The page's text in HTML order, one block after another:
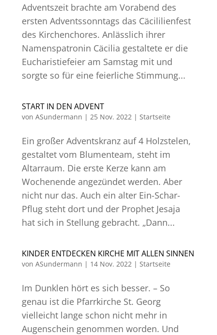
Adventszeit brachte am Vorabend des
ersten Adventssonntags das Cäcililienfest
des Kirchenchores. Anlässlich ihrer
Namenspatronin Cäcilia gestaltete er die
Eucharistiefeier am Samstag mit und
sorgte so für eine feierliche Stimmung...
START IN DEN ADVENT
von ASundermann | 25 Nov. 2022| Startseite
Ein großer Adventskranz auf 4 Holzstelen,
gestaltet vom Blumenteam, steht im
Altarraum. Die erste Kerze kann am
Wochenende angezündet werden. Aber
nicht nur das. Auch ein alter Ein-Schar-
Pflug steht dort und der Prophet Jesaja
hat sich in Stellung gebracht. „Dann...
KINDER ENTDECKEN KIRCHE MIT ALLEN SINNEN
von ASundermann | 14 Nov. 2022| Startseite
Im Dunklen hört es sich besser. – So
genau ist die Pfarrkirche St. Georg
vielleicht lange schon nicht mehr in
Augenschein genommen worden. Und